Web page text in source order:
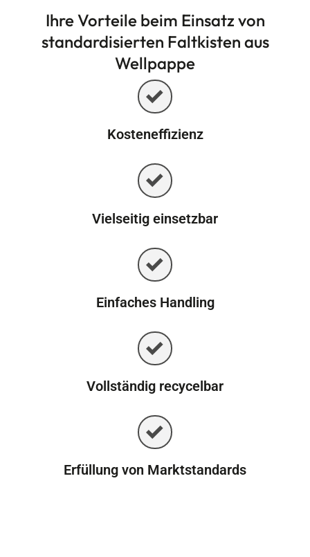
Ihre Vorteile beim Einsatz von
standardisierten Faltkisten aus
Wellpappe
Kosteneffizienz
Vielseitig einsetzbar
Einfaches Handling
Vollständig recycelbar
Erfüllung von Marktstandards